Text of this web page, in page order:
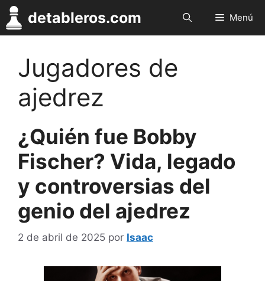
Saltar
al
contenido
detableros.com Menú
Jugadores de
ajedrez
¿Quién fue Bobby
Fischer? Vida, legado
y controversias del
genio del ajedrez
2 de abril de 2025 por Isaac